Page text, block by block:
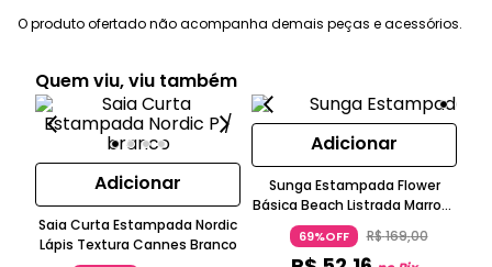
O produto ofertado não acompanha demais peças e acessórios.
Quem viu, viu também
Adicionar
Saia Curta Estampada Nordic
Lápis Textura Cannes Branco
Adicionar
Sunga Estampada Flower
Básica Beach Listrada Marrom
Bege Preto Água Doce
69%OFF R$169,00